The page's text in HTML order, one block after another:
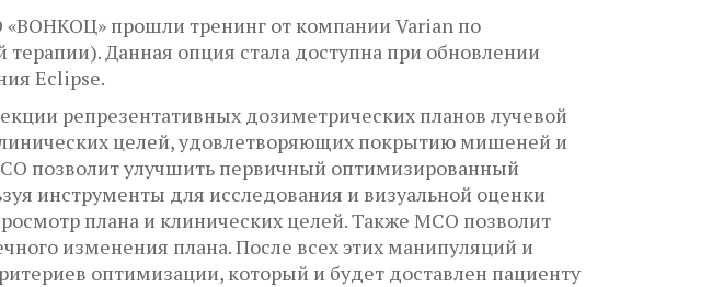
прошли тренинг от компании Varian по
Данная опция стала доступна при обновлении
Eclipse.
репрезентативных дозиметрических планов лучевой
целей, удовлетворяющих покрытию мишеней и
позволит улучшить первичный оптимизированный
инструменты для исследования и визуальной оценки
плана и клинических целей. Также МСО позволит
изменения плана. После всех этих манипуляций и
оптимизации, который и будет доставлен пациенту